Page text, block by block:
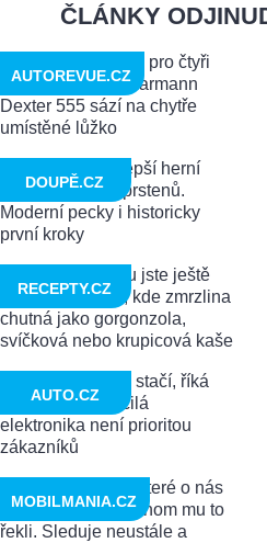
ČLÁNKY
AUTOREVUE.CZ
DOUPĚ.CZ
RECEPTY.CZ
AUTO.CZ
MOBILMANIA.CZ